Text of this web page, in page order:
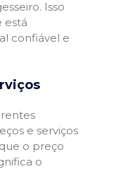
Isso
está
confiável e
e serviços
o preço
o